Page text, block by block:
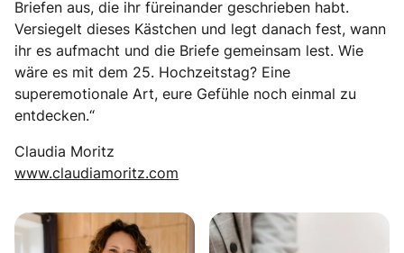
Briefen aus, die ihr füreinander geschrieben habt.
Versiegelt dieses Kästchen und legt danach fest, wann
ihr es aufmacht und die Briefe gemeinsam lest. Wie
wäre es mit dem 25. Hochzeitstag? Eine
superemotionale Art, eure Gefühle noch einmal zu
entdecken.“
Claudia Moritz
www.claudiamoritz.com